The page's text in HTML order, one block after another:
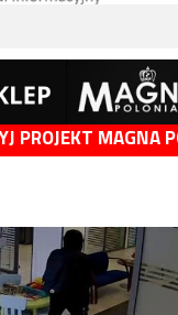
PROJEKT MAGNA